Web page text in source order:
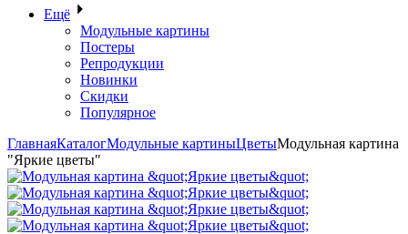
Ещё
Модульные картины
Постеры
Репродукции
Новинки
Скидки
Популярное
ГлавнаяКаталогМодульные картиныЦветыМодульная картина
"Яркие цветы"